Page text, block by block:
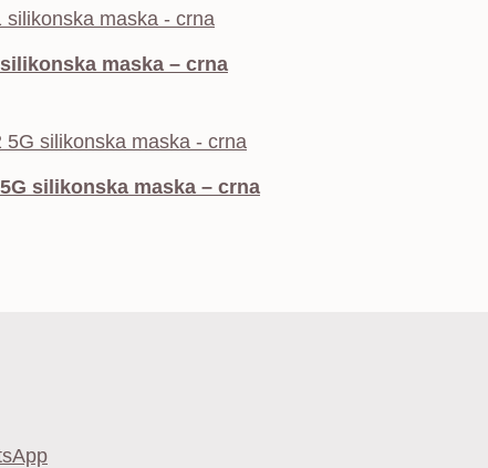
maska – crna
silikonska maska – crna